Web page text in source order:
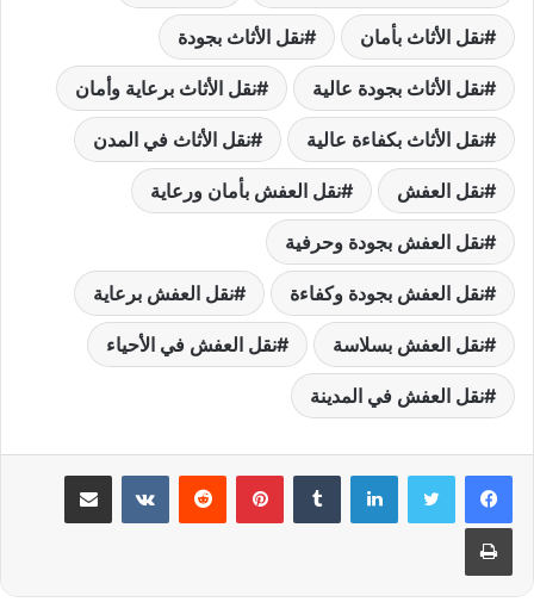
نقل الأثاث بأمان نقل الأثاث بجودة
نقل الأثاث بجودة عالية نقل الأثاث برعاية وأمان
نقل الأثاث بكفاءة عالية نقل الأثاث في المدن
نقل العفش نقل العفش بأمان ورعاية
نقل العفش بجودة وحرفية
نقل العفش بجودة وكفاءة نقل العفش برعاية
نقل العفش بسلاسة نقل العفش في الأحياء
نقل العفش في المدينة
لينكدإن بينتيريست مشاركة عبر البريد
طباعة